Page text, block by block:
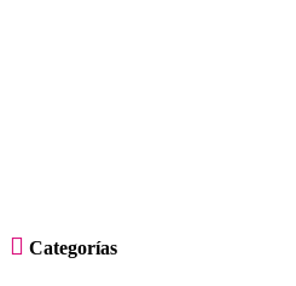
 Categorías